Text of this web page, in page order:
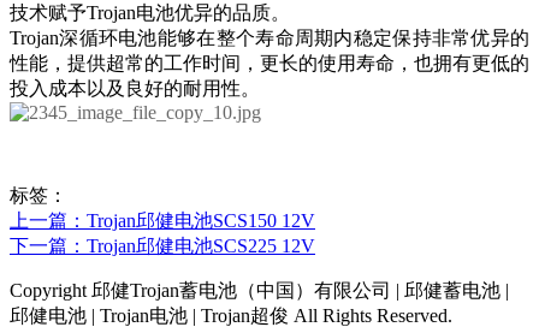
技术赋予Trojan电池优异的品质。
Trojan深循环电池能够在整个寿命周期内稳定保持非常优异的
性能，提供超常的工作时间，更长的使用寿命，也拥有更低的
投入成本以及良好的耐用性。
标签：
上一篇：Trojan邱健电池SCS150 12V
下一篇：Trojan邱健电池SCS225 12V
Copyright 邱健Trojan蓄电池（中国）有限公司 | 邱健蓄电池 |
邱健电池 | Trojan电池 | Trojan超俊 All Rights Reserved.